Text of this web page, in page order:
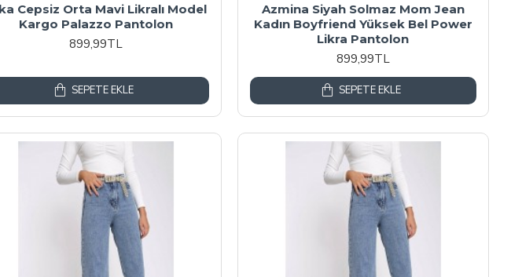
Cepsiz Orta Mavi Likralı Model
Kargo Palazzo Pantolon
899,99TL
SEPETE EKLE
Azmina Siyah Solmaz Mom Jean
Kadın Boyfriend Yüksek Bel Power
Likra Pantolon
899,99TL
SEPETE EKLE